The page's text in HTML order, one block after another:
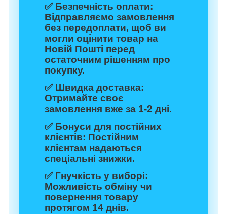
✅ Безпечність оплати:
Відправляємо замовлення
без передоплати, щоб ви
могли оцінити товар на
Новій Пошті перед
остаточним рішенням про
покупку.
✅ Швидка доставка:
Отримайте своє
замовлення вже за 1-2 дні.
✅ Бонуси для постійних
клієнтів: Постійним
клієнтам надаються
спеціальні знижки.
✅ Гнучкість у виборі:
Можливість обміну чи
повернення товару
протягом 14 днів.